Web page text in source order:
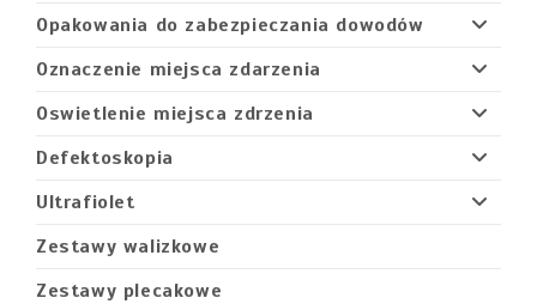
Opakowania do zabezpieczania dowodów
Oznaczenie miejsca zdarzenia
Oswietlenie miejsca zdrzenia
Defektoskopia
Ultrafiolet
Zestawy walizkowe
Zestawy plecakowe